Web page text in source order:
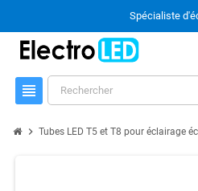
Spécialiste
view_headline
chevron_right Tubes LED T5 et T8 pour éclairage